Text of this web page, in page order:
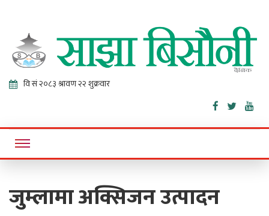
Sajha
Bisaunee
Online News Portal
जुम्लामा अक्सिजन उत्पादन